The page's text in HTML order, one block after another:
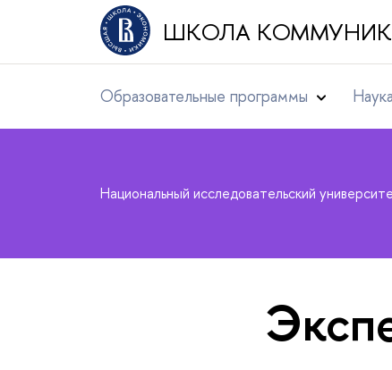
ШКОЛА
Образовательные программы Наука
Национальный исследовательский